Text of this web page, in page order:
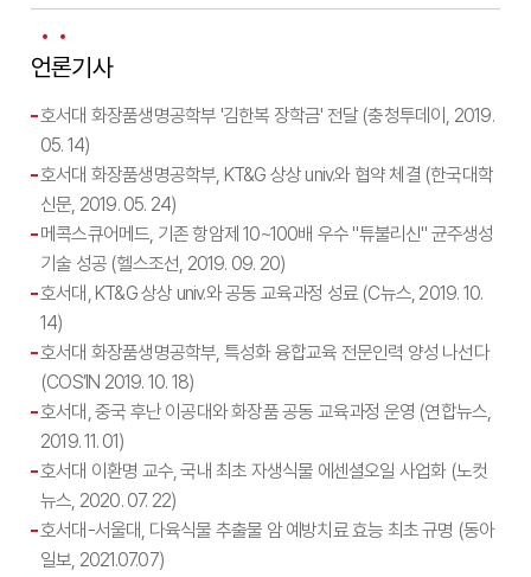
언론기사
호서대 화장품생명공학부 '김한복 장학금' 전달 (충청투데이, 2019.
05. 14)
호서대 화장품생명공학부, KT&G 상상 univ.와 협약 체결 (한국대학
신문, 2019. 05. 24)
메콕스큐어메드, 기존 항암제 10~100배 우수 "튜불리신" 균주생성
기술 성공 (헬스조선, 2019. 09. 20)
호서대, KT&G 상상 univ.와 공동 교육과정 성료 (C뉴스, 2019. 10.
14)
호서대 화장품생명공학부, 특성화 융합교육 전문인력 양성 나선다
(COS’IN 2019. 10. 18)
호서대, 중국 후난 이공대와 화장품 공동 교육과정 운영 (연합뉴스,
2019. 11. 01)
호서대 이환명 교수, 국내 최초 자생식물 에센셜오일 사업화 (노컷
뉴스, 2020. 07. 22)
호서대-서울대, 다육식물 추출물 암 예방치료 효능 최초 규명 (동아
일보, 2021.07.07)